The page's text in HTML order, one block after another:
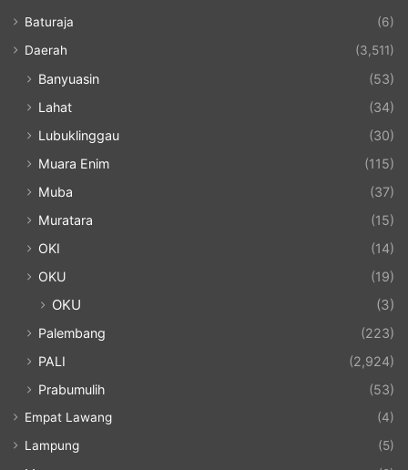
Baturaja
(6)
Daerah
(3,511)
Banyuasin
(53)
Lahat
(34)
Lubuklinggau
(30)
Muara Enim
(115)
Muba
(37)
Muratara
(15)
OKI
(14)
OKU
(19)
OKU (3)
Palembang
(223)
PALI
(2,924)
Prabumulih
(53)
Empat Lawang
(4)
Lampung
(5)